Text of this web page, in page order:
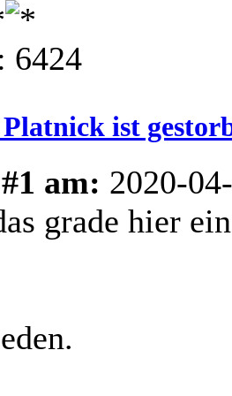
6424
ist
am: 2020-
grade hier